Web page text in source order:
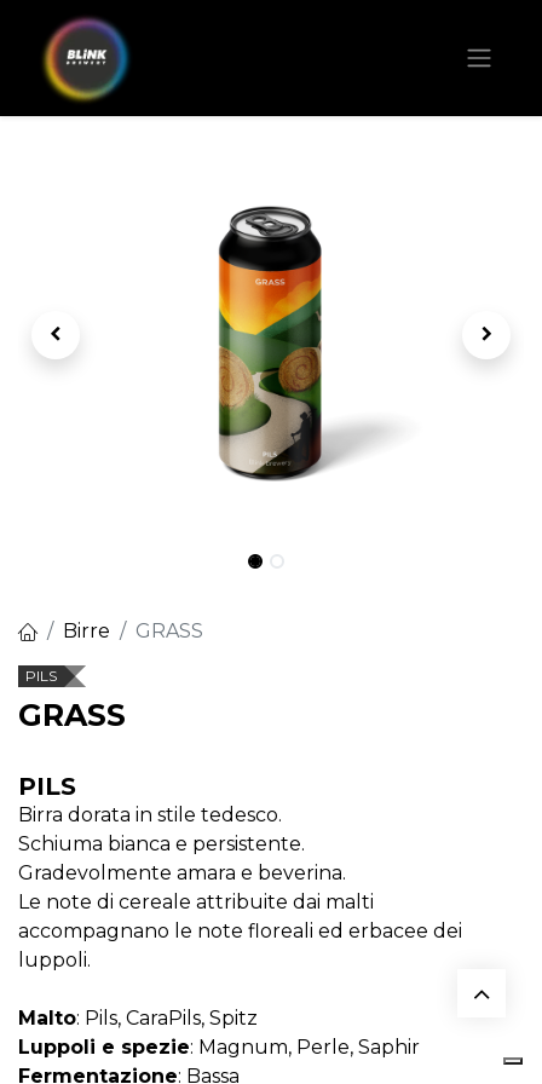
Birre GRASS
PILS
GRASS
PILS
Birra dorata in stile tedesco.
Schiuma bianca e persistente.
Gradevolmente amara e beverina.
Le note di cereale attribuite dai malti
accompagnano le note floreali ed erbacee dei
luppoli.
Malto: Pils, CaraPils, Spitz
Luppoli e spezie: Magnum, Perle, Saphir
Fermentazione: Bassa